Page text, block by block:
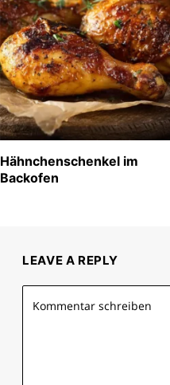
Hähnchenschenkel im
Backofen
LEAVE A REPLY